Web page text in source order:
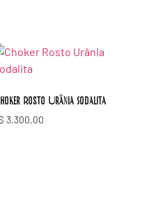
Rosto Urânia Sodalita
3.300,00